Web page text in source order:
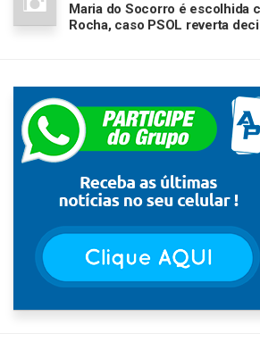
Maria do Socorro é escolhida
Rocha, caso PSOL reverta